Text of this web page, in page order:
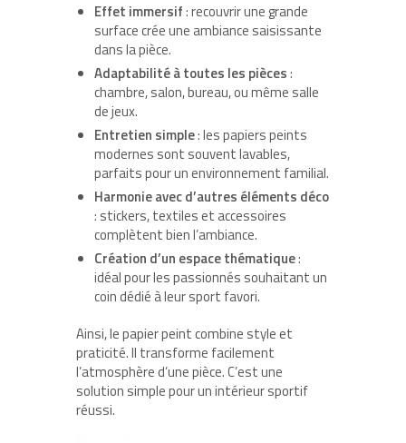
Effet immersif: recouvrir une grande
surface crée une ambiance saisissante
dans la pièce.
Adaptabilité à toutes les pièces:
chambre, salon, bureau, ou même salle
de jeux.
Entretien simple: les papiers peints
modernes sont souvent lavables,
parfaits pour un environnement familial.
Harmonie avec d’autres éléments déco
: stickers, textiles et accessoires
complètent bien l’ambiance.
Création d’un espace thématique:
idéal pour les passionnés souhaitant un
coin dédié à leur sport favori.
Ainsi, le papier peint combine style et
praticité. Il transforme facilement
l’atmosphère d’une pièce. C’est une
solution simple pour un intérieur sportif
réussi.